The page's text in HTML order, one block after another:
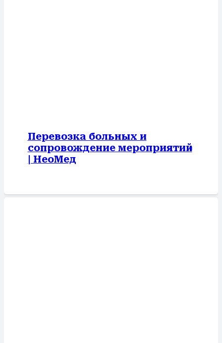
Перевозка больных и
сопровождение мероприятий
| НеоМед